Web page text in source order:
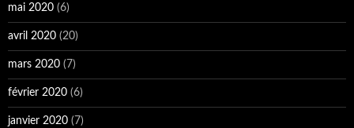
mai 2020 (6)
avril 2020 (20)
mars 2020 (7)
février 2020 (6)
janvier 2020 (7)